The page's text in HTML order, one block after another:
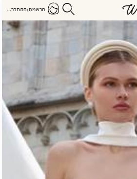
הרשמה/התחברות